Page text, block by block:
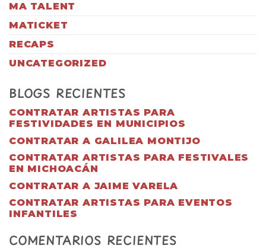
MA TALENT
MATICKET
RECAPS
UNCATEGORIZED
BLOGS RECIENTES
CONTRATAR ARTISTAS PARA
FESTIVIDADES EN MUNICIPIOS
CONTRATAR A GALILEA MONTIJO
CONTRATAR ARTISTAS PARA FESTIVALES
EN MICHOACÁN
CONTRATAR A JAIME VARELA
CONTRATAR ARTISTAS PARA EVENTOS
INFANTILES
COMENTARIOS RECIENTES